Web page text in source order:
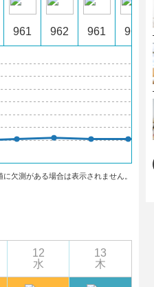
961 962 961 961
欠測がある場合は表示されません。
12
水
13
木